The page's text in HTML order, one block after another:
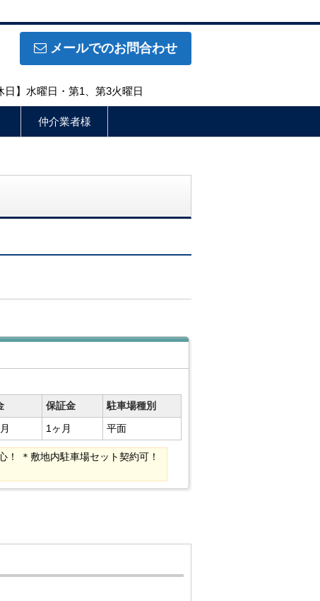
メールでのお問合わせ
日】水曜日・第1、第3火曜日
仲介業者様
保証金
駐車場種別
1ヶ月 平面
！ ＊敷地内駐車場セット契約可！